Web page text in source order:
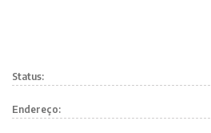
Status:
Endereço: